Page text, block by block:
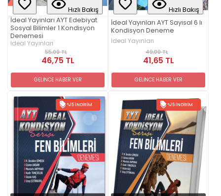
Hızlı Bakış
İdeal Yayınları AYT Edebiyat
Sosyal Bilimler 1 Kondisyon
Denemesi
İdeal Yayınları
55,00 TL
46,75 TL
GELİNCE HABER VER
Hızlı Bakış
İdeal Yayınları AYT Sayısal 6 lı
Kondisyon Deneme
İdeal Yayınları
49,00 TL
41,65 TL
GELİNCE HABER VER
%15 İNDIRIM %15 İNDIRIM